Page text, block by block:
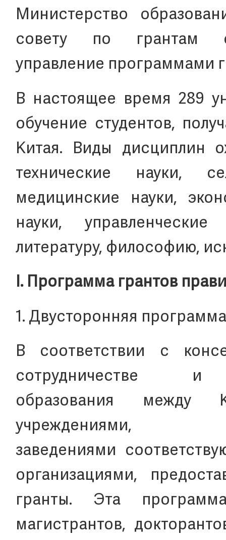
Министерство
совету по грантам
управление программами
В настоящее время 289
обучение студентов,
Китая. Виды дисциплин
технические науки,
медицинские науки,
науки,
литературу, философию,
I. Программа грантов
1. Двусторонняя
В соответствии с
образования между
заведениями
организациями,
гранты. Эта
магистрантов,